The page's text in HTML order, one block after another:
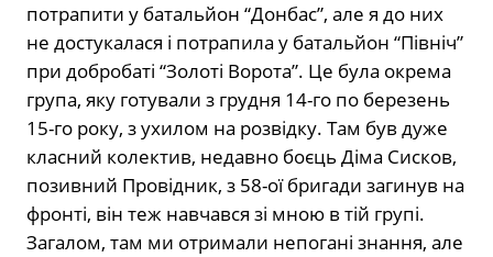
потрапити у батальйон “Донбас”, але я до них
не достукалася і потрапила у батальйон “Північ”
при добробаті “Золоті Ворота”. Це була окрема
група, яку готували з грудня 14-го по березень
15-го року, з ухилом на розвідку. Там був дуже
класний колектив, недавно боєць Діма Сисков,
позивний Провідник, з 58-ої бригади загинув на
фронті, він теж навчався зі мною в тій групі.
Загалом, там ми отримали непогані знання, але